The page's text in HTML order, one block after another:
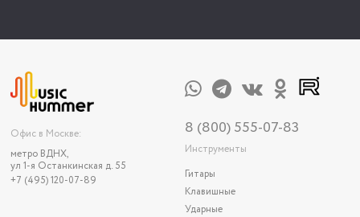
Офис в Москве:
метро ВДНХ,
ул 1-я Останкинская д. 55
+7 (495) 120-07-89
8 (800) 555-07-83
Инструменты
Гитары
Клавишные
Ударные